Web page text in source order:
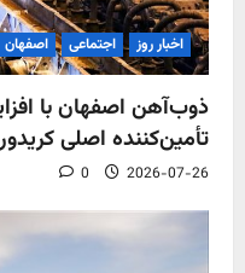
اخبار روز اجتماعی اصفهان
ذوب‌آهن اصفهان با
تأمین‌کننده اصلی
2026-07-26
0